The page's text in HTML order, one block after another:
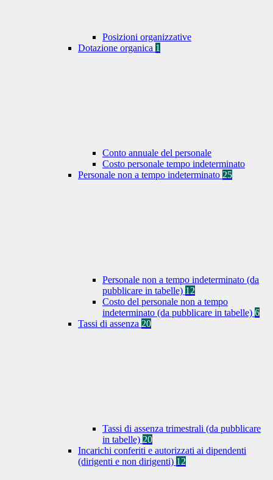
Posizioni organizzative
Dotazione organica 1
Conto annuale del personale
Costo personale tempo indeterminato
Personale non a tempo indeterminato 25
Personale non a tempo indeterminato (da
pubblicare in tabelle) 12
Costo del personale non a tempo
indeterminato (da pubblicare in tabelle) 6
Tassi di assenza 20
Tassi di assenza trimestrali (da pubblicare
in tabelle) 20
Incarichi conferiti e autorizzati ai dipendenti
(dirigenti e non dirigenti) 12